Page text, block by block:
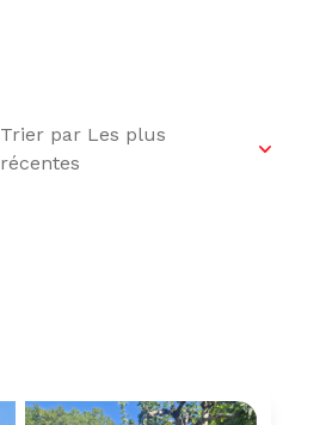
Trier par Les plus
récentes